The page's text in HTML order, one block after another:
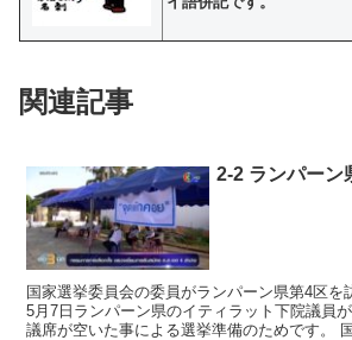
関連記事
2-2 ランパーン
国家選挙委員会の委員がランパーン県第4区を
5月7日ランパーン県のイティラット下院議員
議席が空いた事による選挙準備のためです。